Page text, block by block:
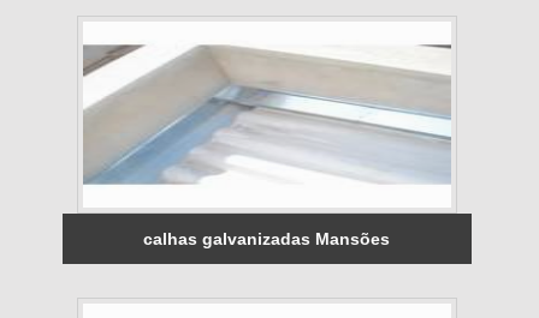
calhas galvanizadas Mansões